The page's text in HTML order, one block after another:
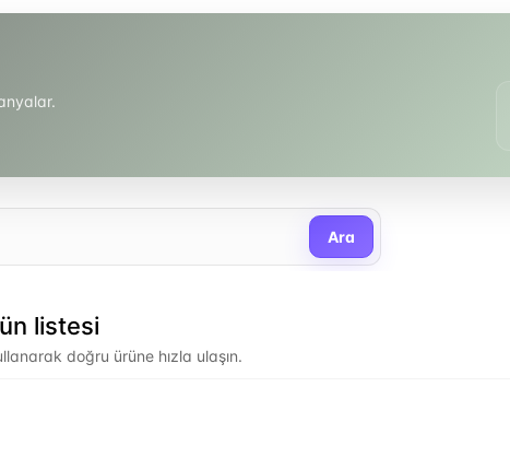
Ara
listesi
doğru ürüne hızla ulaşın.